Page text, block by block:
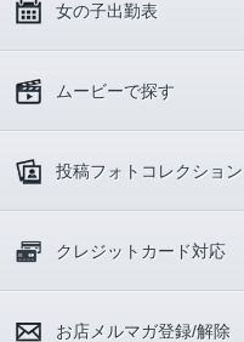
女の子出勤表
ムービーで探す
投稿フォトコレクション
クレジットカード対応
お店メルマガ登録/解除